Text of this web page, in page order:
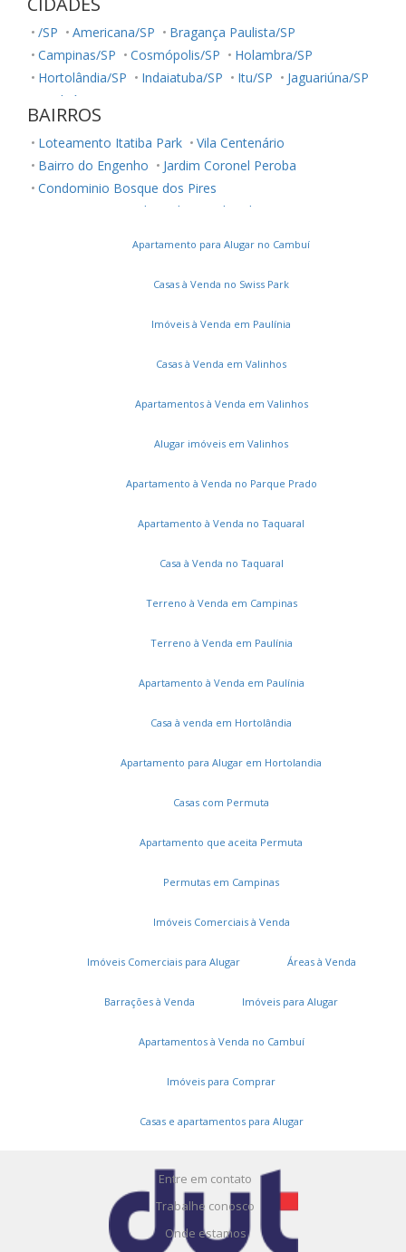
/SP Americana/SP
Bragança Paulista/SP
Campinas/SP
Cosmópolis/SP
Holambra/SP
Hortolândia/SP
Indaiatuba/SP Itu/SP
Jaguariúna/SP
Jundiaí/SP
Morungaba/SP
Paulínia/SP
Salto/SP
Santa Bárbara D'Oeste/SP
Serra Negra/SP
Sorocaba/SP
Sumaré/SP
Ubatuba/SP
Valinhos/SP
Vinhedo/SP
BAIRROS
Loteamento Itatiba Park
Vila Centenário
Bairro do Engenho
Jardim Coronel Peroba
Condominio Bosque dos Pires
Loteamento Residencial Central Park I
Condominio Residencial Villa Ravenna
Jardim Nossa Senhora das Graças
Loteamento Aída Haddad Jafet
Loteamento Jardim das Paineiras
Jardim São Marcos
Ecologie Residencial Itatiba
Reserva Santa Rosa
Vila Brasileira
Jardim da Luz
Apartamento para Alugar no Cambuí
Casas à Venda no Swiss Park
Imóveis à Venda em Paulínia
Casas à Venda em Valinhos
Apartamentos à Venda em Valinhos
Alugar imóveis em Valinhos
Apartamento à Venda no Parque Prado
Apartamento à Venda no Taquaral
Casa à Venda no Taquaral
Terreno à Venda em Campinas
Terreno à Venda em Paulínia
Apartamento à Venda em Paulínia
Casa à venda em Hortolândia
Apartamento para Alugar em Hortolandia
Casas com Permuta
Apartamento que aceita Permuta
Permutas em Campinas
Imóveis Comerciais à Venda
Imóveis Comerciais para Alugar Áreas à Venda
Barrações à Venda Imóveis para Alugar
Apartamentos à Venda no Cambuí
Imóveis para Comprar
Casas e apartamentos para Alugar
Serviços
Cadastros e Propostas
Cadastre seu imóvel
Entre em contato
Trabalhe conosco
Onde estamos